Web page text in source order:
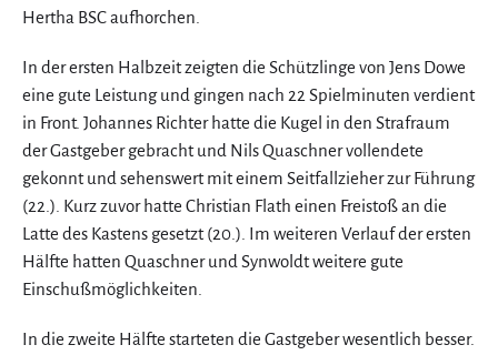
Hertha BSC aufhorchen.
In der ersten Halbzeit zeigten die Schützlinge von Jens Dowe
eine gute Leistung und gingen nach 22 Spielminuten verdient
in Front. Johannes Richter hatte die Kugel in den Strafraum
der Gastgeber gebracht und Nils Quaschner vollendete
gekonnt und sehenswert mit einem Seitfallzieher zur Führung
(22.). Kurz zuvor hatte Christian Flath einen Freistoß an die
Latte des Kastens gesetzt (20.). Im weiteren Verlauf der ersten
Hälfte hatten Quaschner und Synwoldt weitere gute
Einschußmöglichkeiten.
In die zweite Hälfte starteten die Gastgeber wesentlich besser.